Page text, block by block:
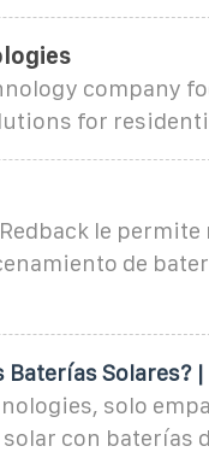
company
for
le
de
Baterías Solares?
solo
con baterías